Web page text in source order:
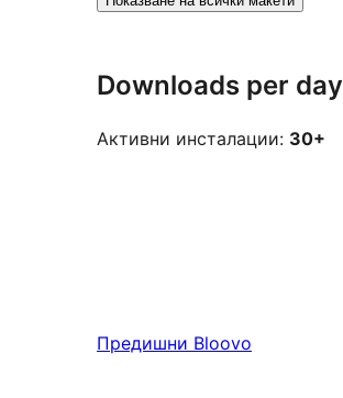
Downloads per day
Активни инсталации: 30+
Предишни Bloovo